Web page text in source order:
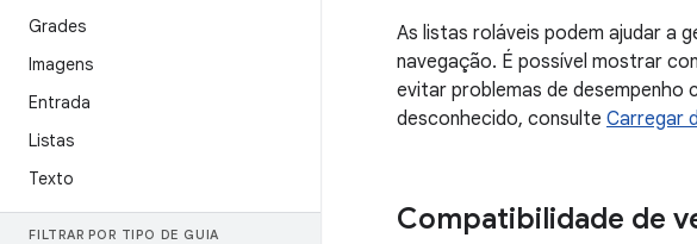
Grades
Imagens
Entrada
Listas
Texto
FILTRAR POR TIPO DE GUIA
As listas roláveis podem ajudar a
navegação. É possível mostrar
evitar problemas de desempenho
desconhecido, consulte Carregar
Compatibilidade de